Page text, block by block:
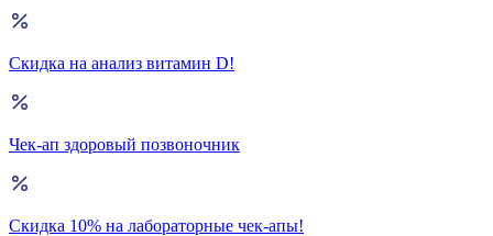
Скидка на анализ витамин D!
Чек-ап здоровый позвоночник
Скидка 10% на лабораторные чек-апы!